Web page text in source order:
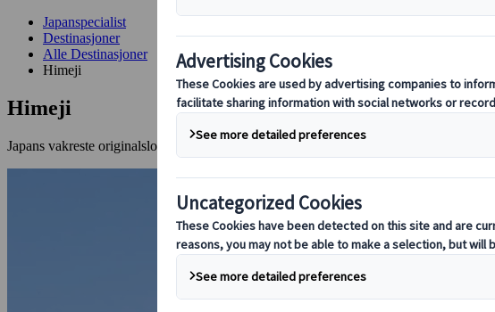
Japanspecialist
Destinasjoner
Alle Destinasjoner
Himeji
Himeji
Japans vakreste originalslott - et mesterverk i hvit eleganse